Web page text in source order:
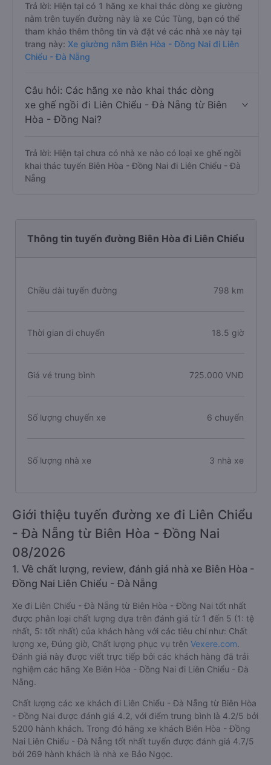
Trả lời: Hiện tại có 1 hãng xe khai thác dòng xe giường
nằm trên tuyến đường này là xe Cúc Tùng, bạn có thể
tham khảo thêm thông tin và đặt vé các nhà xe này tại
trang này: Xe giường nằm Biên Hòa - Đồng Nai đi Liên
Chiểu - Đà Nẵng
Câu hỏi: Các hãng xe nào khai thác dòng
xe ghế ngồi đi Liên Chiểu - Đà Nẵng từ Biên
Hòa - Đồng Nai?
Trả lời: Hiện tại chưa có nhà xe nào có loại xe ghế ngồi
khai thác tuyến Biên Hòa - Đồng Nai đi Liên Chiểu - Đà
Nẵng
Thông tin tuyến đường Biên Hòa đi Liên Chiểu
Chiều dài tuyến đường 798 km
Thời gian di chuyển 18.5 giờ
Giá vé trung bình 725.000 VNĐ
Số lượng chuyến xe 6 chuyến
Số lượng nhà xe 3 nhà xe
Giới thiệu tuyến đường xe đi Liên Chiểu
- Đà Nẵng từ Biên Hòa - Đồng Nai
08/2026
1. Về chất lượng, review, đánh giá nhà xe Biên Hòa -
Đồng Nai Liên Chiểu - Đà Nẵng
Xe đi Liên Chiểu - Đà Nẵng từ Biên Hòa - Đồng Nai tốt nhất
được phân loại chất lượng dựa trên đánh giá từ 1 đến 5 (1: tệ
nhất, 5: tốt nhất) của khách hàng với các tiêu chí như: Chất
lượng xe, Đúng giờ, Chất lượng phục vụ trên Vexere.com.
Đánh giá này được viết trực tiếp bởi các khách hàng đã trải
nghiệm các hãng Xe Biên Hòa - Đồng Nai đi Liên Chiểu - Đà
Nẵng.
Chất lượng các xe khách đi Liên Chiểu - Đà Nẵng từ Biên Hòa
- Đồng Nai được đánh giá 4.2, với điểm trung bình là 4.2/5 bởi
5200 hành khách. Trong đó hãng xe khách Biên Hòa - Đồng
Nai Liên Chiểu - Đà Nẵng tốt nhất tuyến được đánh giá 4.7/5
bởi 269 hành khách là nhà xe Bảo Ngọc.